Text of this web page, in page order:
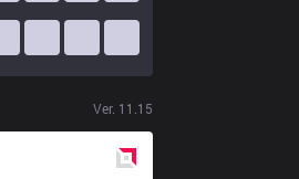
Ver. 11.15